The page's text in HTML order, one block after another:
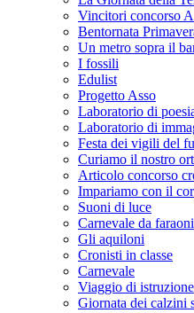
Vincitori concorso
Bentornata
Un metro sopra il
I fossili
Edulist
Progetto Asso
Laboratorio di
Laboratorio di
Festa dei vigili del
Curiamo il nostro
Articolo concorso
Impariamo con il
Suoni di luce
Carnevale da faraoni
Gli aquiloni
Cronisti in classe
Carnevale
Viaggio di istruzione
Giornata dei calzini